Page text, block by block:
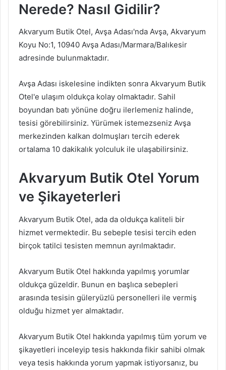
Nerede? Nasıl Gidilir?
Akvaryum Butik Otel, Avşa Adası'nda Avşa, Akvaryum
Koyu No:1, 10940 Avşa Adası/Marmara/Balıkesir
adresinde bulunmaktadır.
Avşa Adası iskelesine indikten sonra Akvaryum Butik
Otel'e ulaşım oldukça kolay olmaktadır. Sahil
boyundan batı yönüne doğru ilerlemeniz halinde,
tesisi görebilirsiniz. Yürümek istemezseniz Avşa
merkezinden kalkan dolmuşları tercih ederek
ortalama 10 dakikalık yolculuk ile ulaşabilirsiniz.
Akvaryum Butik Otel Yorum
ve Şikayeterleri
Akvaryum Butik Otel, ada da oldukça kaliteli bir
hizmet vermektedir. Bu sebeple tesisi tercih eden
birçok tatilci tesisten memnun ayrılmaktadır.
Akvaryum Butik Otel hakkında yapılmış yorumlar
oldukça güzeldir. Bunun en başlıca sebepleri
arasında tesisin güleryüzlü personelleri ile vermiş
olduğu hizmet yer almaktadır.
Akvaryum Butik Otel hakkında yapılmış tüm yorum ve
şikayetleri inceleyip tesis hakkında fikir sahibi olmak
veya tesis hakkında yorum yapmak istiyorsanız, bu